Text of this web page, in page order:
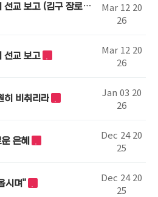
선교 보고 (김구 장로,
Mar 12 20
26
선교 보고
Mar 12 20
26
히 비취리라
Jan 03 20
26
은혜
Dec 24 20
25
시며"
Dec 24 20
25